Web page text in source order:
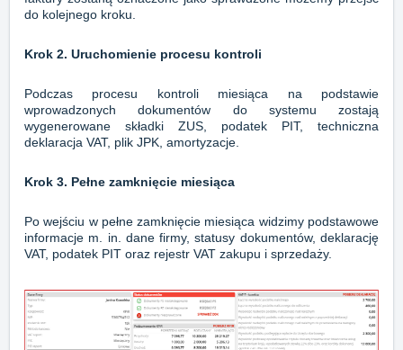
do kolejnego kroku.
Krok 2. Uruchomienie procesu kontroli
Podczas procesu kontroli miesiąca na podstawie
wprowadzonych dokumentów do systemu zostają
wygenerowane składki ZUS, podatek PIT, techniczna
deklaracja VAT, plik JPK, amortyzacje.
Krok 3. Pełne zamknięcie miesiąca
Po wejściu w pełne zamknięcie miesiąca widzimy podstawowe
informacje m. in. dane firmy, statusy dokumentów, deklarację
VAT, podatek PIT oraz rejestr VAT zakupu i sprzedaży.